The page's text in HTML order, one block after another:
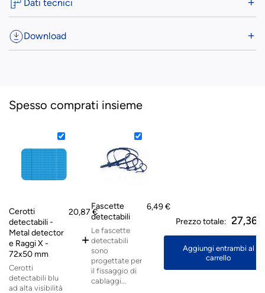
Dati tecnici
Download
Spesso comprati insieme
Cerotti
detectabili -
Metal detector
e Raggi X -
72x50 mm
Cerotti
detectabili blu
ad alta visibilità
20,87 €
+
Fascette
detectabili
Le fascette
detectabili
sono
progettate per
il fissaggio di
cablaggi...
6,49 €
Prezzo totale: 27,36
Aggiungi entrambi al
carrello